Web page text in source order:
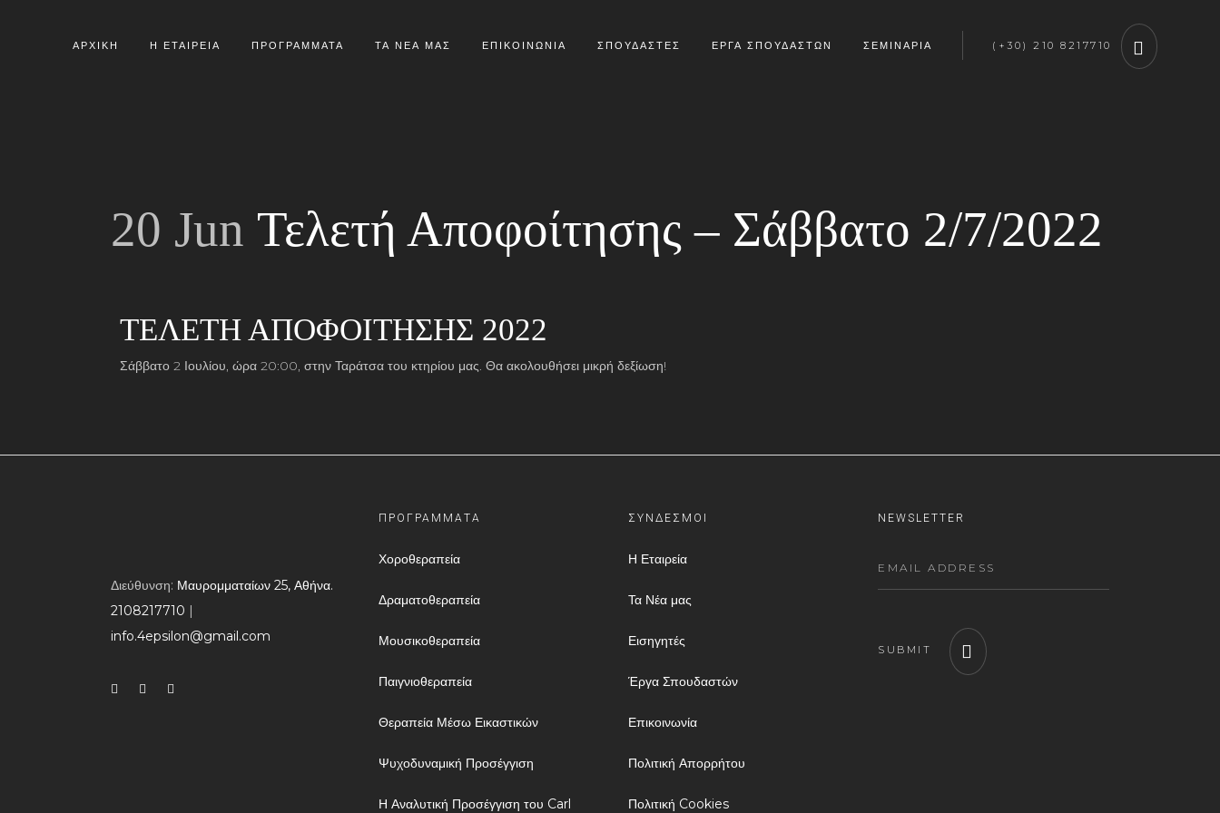
(+30) 210 8217710
ΑΡΧΙΚΗ Η ΕΤΑΙΡΕΙΑ ΠΡΟΓΡΑΜΜΑΤΑ ΤΑ ΝΕΑ ΜΑΣ ΕΠΙΚΟΙΝΩΝΙΑ ΣΠΟΥΔΑΣΤΕΣ ΕΡΓΑ ΣΠΟΥΔΑΣΤΩΝ ΣΕΜΙΝΑΡΙΑ
20 Jun Τελετή Αποφοίτησης – Σάββατο 2/7/2022
ΤΕΛΕΤΗ ΑΠΟΦΟΙΤΗΣΗΣ 2022
Σάββατο 2 Ιουλίου, ώρα 20:00, στην Ταράτσα του κτηρίου μας. Θα ακολουθήσει μικρή δεξίωση!
Διεύθυνση: Μαυρομματαίων 25, Αθήνα.
2108217710 ​ |
info.4epsilon@gmail.com
ΠΡΟΓΡΑΜΜΑΤΑ
Χοροθεραπεία
Δραματοθεραπεία
Μουσικοθεραπεία
Παιγνιοθεραπεία
Θεραπεία Μέσω Εικαστικών
Ψυχοδυναμική Προσέγγιση
Η Αναλυτική Προσέγγιση του Carl
ΣΥΝΔΕΣΜΟΙ
Η Εταιρεία
Τα Νέα μας
Εισηγητές
Έργα Σπουδαστών
Επικοινωνία
Πολιτική Απορρήτου
Πολιτική Cookies
NEWSLETTER
SUBMIT